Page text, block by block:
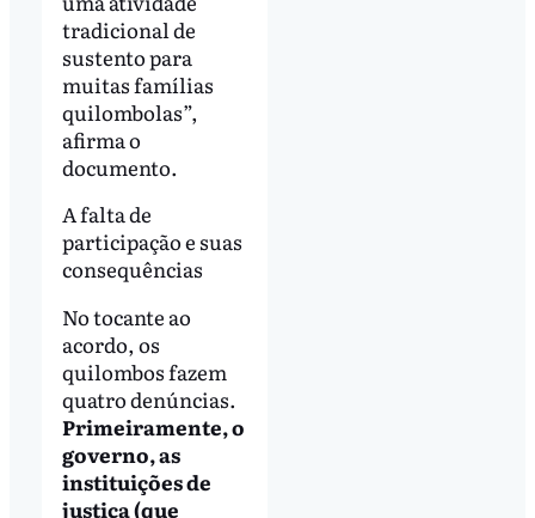
tradicional de
sustento para
muitas famílias
quilombolas”,
afirma o
documento.
A falta de
participação e suas
consequências
No tocante ao
acordo, os
quilombos fazem
quatro denúncias.
Primeiramente, o
governo, as
instituições de
justiça (que